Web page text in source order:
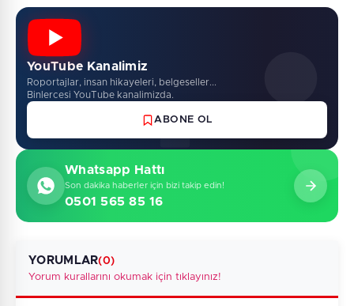
YouTube Kanalimiz
Roportajlar, insan hikayeleri, belgeseller...
Binlercesi YouTube kanalimizda.
ABONE OL
Whatsapp Hattı
Son dakika haberler için bizi takip edin!
0501 565 85 16
YORUMLAR(0)
Yorum kurallarını okumak için tıklayınız!